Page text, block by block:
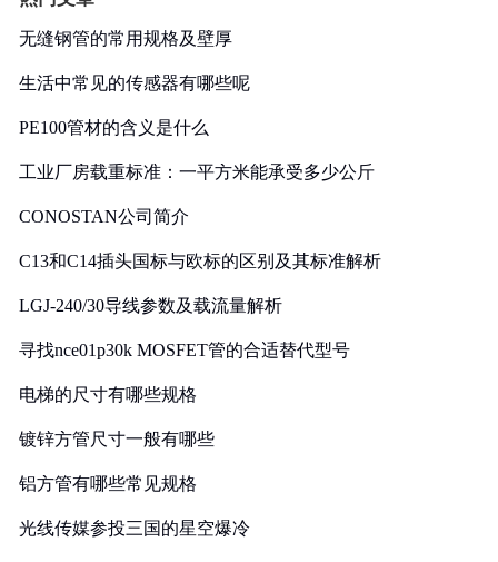
无缝钢管的常用规格及壁厚
生活中常见的传感器有哪些呢
PE100管材的含义是什么
工业厂房载重标准：一平方米能承受多少公斤
CONOSTAN公司简介
C13和C14插头国标与欧标的区别及其标准解析
LGJ-240/30导线参数及载流量解析
寻找nce01p30k MOSFET管的合适替代型号
电梯的尺寸有哪些规格
镀锌方管尺寸一般有哪些
铝方管有哪些常见规格
光线传媒参投三国的星空爆冷